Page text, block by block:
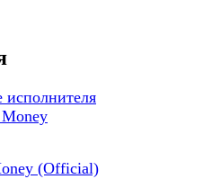
исполнителя
(Official)